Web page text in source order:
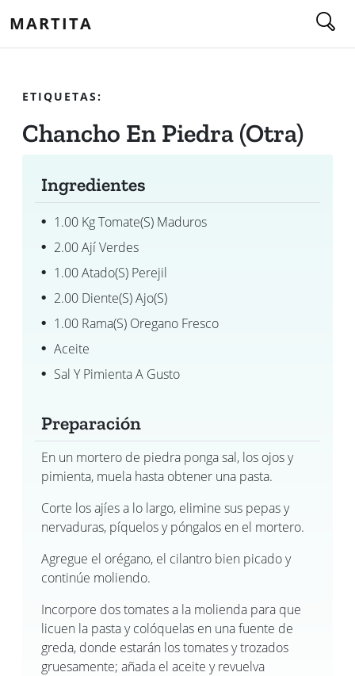
MARTITA
ETIQUETAS:
Chancho En Piedra (otra)
Ingredientes
1.00 Kg Tomate(s) Maduros
2.00 Ají Verdes
1.00 Atado(s) Perejil
2.00 Diente(s) Ajo(s)
1.00 Rama(s) Oregano Fresco
Aceite
Sal Y Pimienta A Gusto
Preparación
En un mortero de piedra ponga sal, los ojos y
pimienta, muela hasta obtener una pasta.
Corte los ajíes a lo largo, elimine sus pepas y
nervaduras, píquelos y póngalos en el mortero.
Agregue el orégano, el cilantro bien picado y
continúe moliendo.
Incorpore dos tomates a la molienda para que
licuen la pasta y colóquelas en una fuente de
greda, donde estarán los tomates y trozados
gruesamente; añada el aceite y revuelva